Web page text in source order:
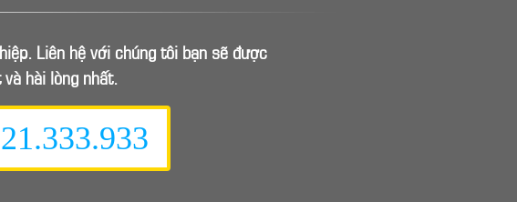
Liên hệ với chúng tôi bạn sẽ được
hài lòng nhất.